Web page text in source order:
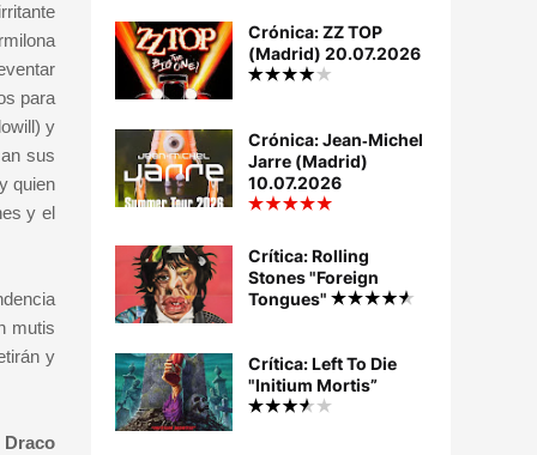
para
y
sus
quien
y el
mutis
y
Draco
Crónica: ZZ TOP
(Madrid) 20.07.2026
Crónica: Jean‐Michel
Jarre (Madrid)
10.07.2026
Crítica: Rolling
Stones "Foreign
Tongues"
Crítica: Left To Die
"Initium Mortis”